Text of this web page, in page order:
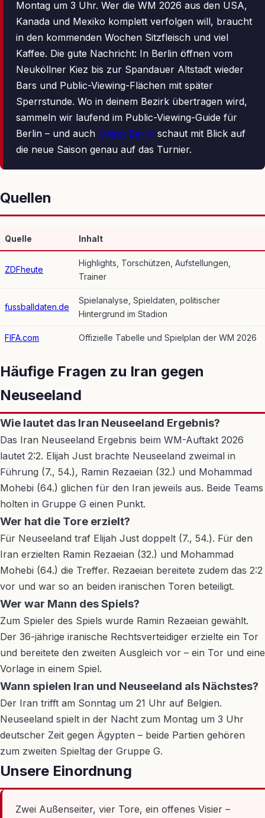
Montag um 3 Uhr. Wer die WM 2026 aus den USA,
Kanada und Mexiko komplett verfolgen will, braucht
in den kommenden Wochen Sitzfleisch und viel
Kaffee. Die gute Nachricht: In Berlin öffnen vom
Neuköllner Kiez bis zur Spandauer Altstadt wieder
Bars und Public-Viewing-Flächen mit später
Sperrstunde. Wo in deinem Bezirk übertragen wird,
sammeln wir laufend im Public-Viewing-Guide für
Berlin – und auch Union Berlin schaut mit Blick auf
die neue Saison genau auf das Turnier.
Quellen
Quelle Inhalt
ZDFheute
Highlights, Torschützen, Aufstellungen,
Trainer
fussballdaten.de
Spielanalyse, Spieldaten, politischer
Hintergrund im Stadion
FIFA.com Offizielle Tabelle und Spielplan der WM 2026
Häufige Fragen zu Iran gegen
Neuseeland
Wie lautet das Iran Neuseeland Ergebnis?
Das Iran Neuseeland Ergebnis beim WM-Auftakt 2026
lautet 2:2. Elijah Just brachte Neuseeland zweimal in
Führung (7., 54.), Ramin Rezaeian (32.) und Mohammad
Mohebi (64.) glichen für den Iran jeweils aus. Beide Teams
holten in Gruppe G einen Punkt.
Wer hat die Tore erzielt?
Für Neuseeland traf Elijah Just doppelt (7., 54.). Für den
Iran erzielten Ramin Rezaeian (32.) und Mohammad
Mohebi (64.) die Treffer. Rezaeian bereitete zudem das 2:2
vor und war so an beiden iranischen Toren beteiligt.
Wer war Mann des Spiels?
Zum Spieler des Spiels wurde Ramin Rezaeian gewählt.
Der 36-jährige iranische Rechtsverteidiger erzielte ein Tor
und bereitete den zweiten Ausgleich vor – ein Tor und eine
Vorlage in einem Spiel.
Wann spielen Iran und Neuseeland als Nächstes?
Der Iran trifft am Sonntag um 21 Uhr auf Belgien.
Neuseeland spielt in der Nacht zum Montag um 3 Uhr
deutscher Zeit gegen Ägypten – beide Partien gehören
zum zweiten Spieltag der Gruppe G.
Unsere Einordnung
Zwei Außenseiter, vier Tore, ein offenes Visier –